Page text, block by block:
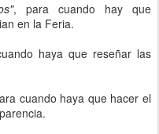
, para cuando hay que
en la Feria.
haya que reseñar las
cuando haya que hacer el